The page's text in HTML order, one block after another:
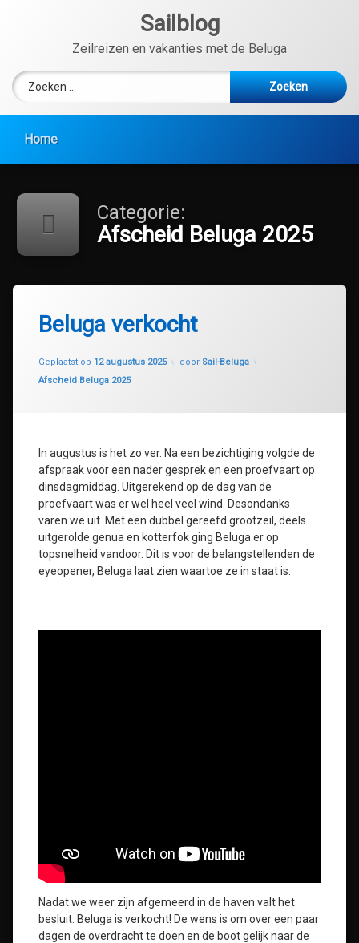
Sailblog
Zeilreizen en vakanties met de Beluga
Zoeken naar:
Home
Categorie:
Afscheid Beluga 2025
Beluga verkocht
Geplaatst op 12 augustus 2025 door Sail-Beluga
Categorieën:
Afscheid Beluga 2025
In augustus is het zo ver. Na een bezichtiging volgde de
afspraak voor een nader gesprek en een proefvaart op
dinsdagmiddag. Uitgerekend op de dag van de
proefvaart was er wel heel veel wind. Desondanks
varen we uit. Met een dubbel gereefd grootzeil, deels
uitgerolde genua en kotterfok ging Beluga er op
topsnelheid vandoor. Dit is voor de belangstellenden de
eyeopener, Beluga laat zien waartoe ze in staat is.
Nadat we weer zijn afgemeerd in de haven valt het
besluit. Beluga is verkocht! De wens is om over een paar
dagen de overdracht te doen en de boot gelijk naar de